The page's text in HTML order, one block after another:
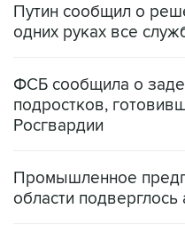
ФСБ сообщила о
Росгвардии
Промышленное
Беспилотные